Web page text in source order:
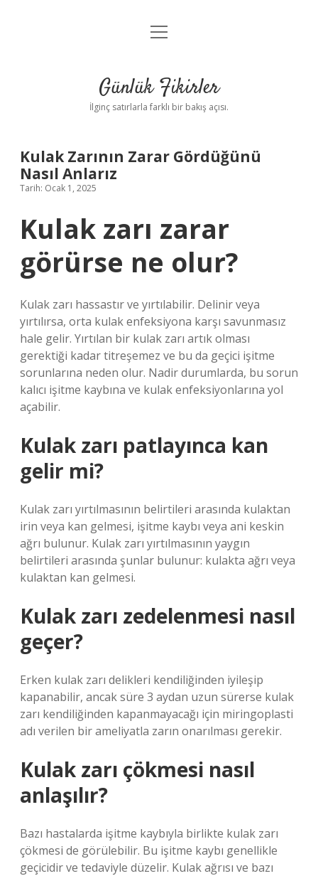
Anasayfa
Yasal Uyarı
menüyü
Günlük Fikirler
İlginç satırlarla farklı bir bakış açısı.
Kulak Zarının Zarar Gördüğünü
Nasıl Anlarız
Tarih: Ocak 1, 2025
Kulak zarı zarar
görürse ne olur?
Kulak zarı hassastır ve yırtılabilir. Delinir veya
yırtılırsa, orta kulak enfeksiyona karşı savunmasız
hale gelir. Yırtılan bir kulak zarı artık olması
gerektiği kadar titreşemez ve bu da geçici işitme
sorunlarına neden olur. Nadir durumlarda, bu sorun
kalıcı işitme kaybına ve kulak enfeksiyonlarına yol
açabilir.
Kulak zarı patlayınca kan
gelir mi?
Kulak zarı yırtılmasının belirtileri arasında kulaktan
irin veya kan gelmesi, işitme kaybı veya ani keskin
ağrı bulunur. Kulak zarı yırtılmasının yaygın
belirtileri arasında şunlar bulunur: kulakta ağrı veya
kulaktan kan gelmesi.
Kulak zarı zedelenmesi nasıl
geçer?
Erken kulak zarı delikleri kendiliğinden iyileşip
kapanabilir, ancak süre 3 aydan uzun sürerse kulak
zarı kendiliğinden kapanmayacağı için miringoplasti
adı verilen bir ameliyatla zarın onarılması gerekir.
Kulak zarı çökmesi nasıl
anlaşılır?
Bazı hastalarda işitme kaybıyla birlikte kulak zarı
çökmesi de görülebilir. Bu işitme kaybı genellikle
geçicidir ve tedaviyle düzelir. Kulak ağrısı ve bazı